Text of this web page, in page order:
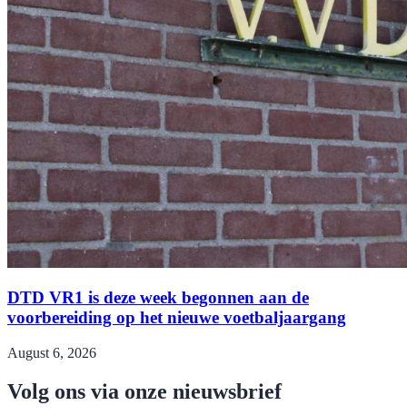
DTD VR1 is deze week begonnen aan de
voorbereiding op het nieuwe voetbaljaargang
August 6, 2026
Volg ons via onze nieuwsbrief